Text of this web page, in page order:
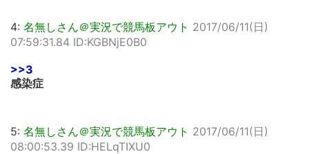
4: 名無しさん＠実況で競馬板アウト 2017/06/11(日)
07:59:31.84 ID:KGBNjE0B0
>>3
感染症
5: 名無しさん＠実況で競馬板アウト 2017/06/11(日)
08:00:53.39 ID:HELqTIXU0